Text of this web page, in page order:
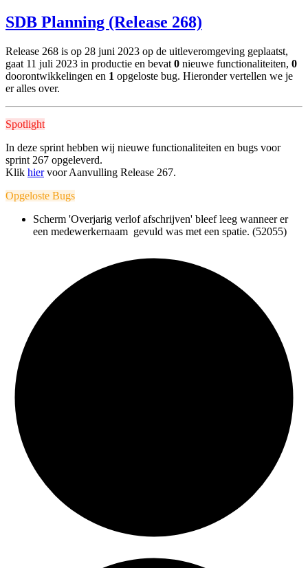
SDB Planning (Release 268)
Release 268 is op 28 juni 2023 op de uitleveromgeving geplaatst,
gaat 11 juli 2023 in productie en bevat 0 nieuwe functionaliteiten, 0
doorontwikkelingen en 1 opgeloste bug. Hieronder vertellen we je
er alles over.
Spotlight
In deze sprint hebben wij nieuwe functionaliteiten en bugs voor
sprint 267 opgeleverd.
Klik hiervoor Aanvulling Release 267.
Opgeloste Bugs
Scherm 'Overjarig verlof afschrijven' bleef leeg wanneer er
een medewerkernaam gevuld was met een spatie. (52055)